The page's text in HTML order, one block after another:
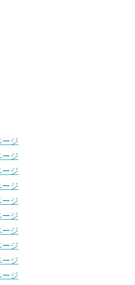
ージ
ージ
ージ
ージ
ージ
ージ
ージ
ージ
ージ
ージ